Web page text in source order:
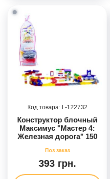
122732
Конструктор блочный
Максимус "Мастер 4:
Железная дорога" 150
393 грн.